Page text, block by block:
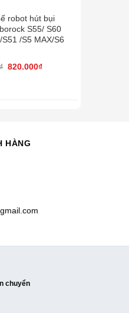
robot hút bụi
S55/ S60
/S5 MAX/S6
820.000₫
HÀNG
chuyển